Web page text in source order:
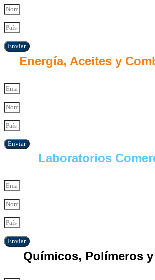
Enviar
Energía, Aceites y
Enviar
Laboratorios
Enviar
Químicos, Polímeros